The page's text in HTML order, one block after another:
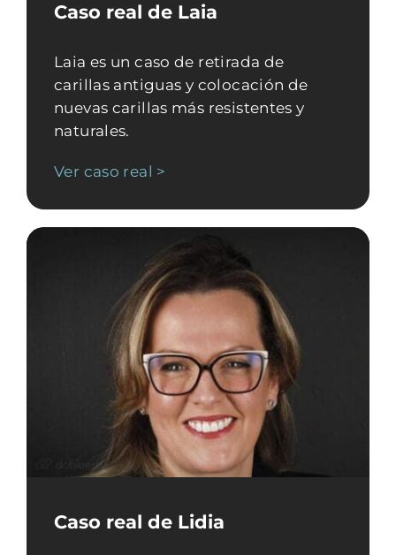
Caso real de Laia
Laia es un caso de retirada de
carillas antiguas y colocación de
nuevas carillas más resistentes y
naturales.
Ver caso real >
Caso real de Lidia